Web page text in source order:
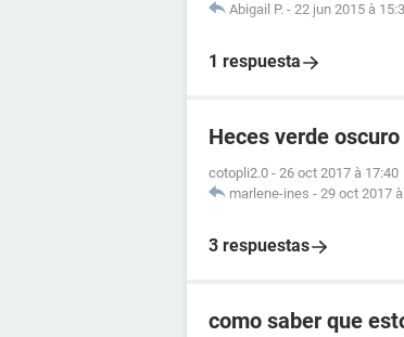
Abigail P. - 22 jun 2015 à
1 respuesta
Heces verde
cotopli2.0 - 26 oct 2017 à 17:40
marlene-ines - 29 oct 2017
3 respuestas
como saber que